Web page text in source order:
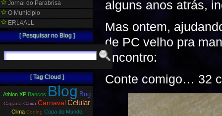
alguns anos atrás,
Mas ontem,
de PC velho pra
encontro:
Conte comigo… 32
Jornal do Parabrisa
O Municipio
ERL4ALL
[ Pesquisar no Blog ]
[ Tag Cloud ]
Athlon XP Bancos Blog Bug
Cagada Caixa CarnavalCelular
Clima Coding Copa do Mundo